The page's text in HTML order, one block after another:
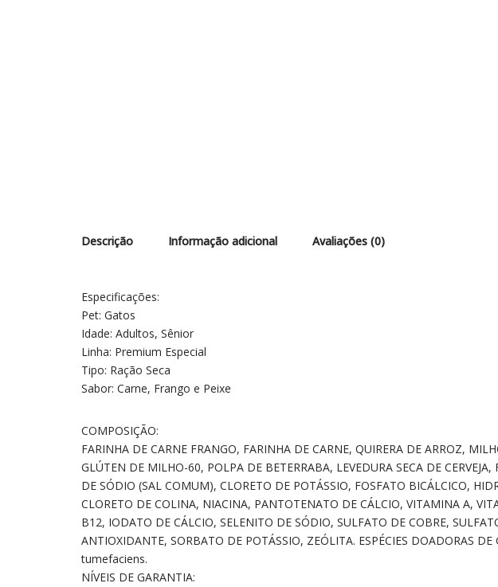
Descrição Informação adicional Avaliações (0)
Especificações:
Pet: Gatos
Idade: Adultos, Sênior
Linha: Premium Especial
Tipo: Ração Seca
Sabor: Carne, Frango e Peixe
COMPOSIÇÃO:
FARINHA DE CARNE FRANGO, FARINHA DE CARNE, QUIRERA DE ARROZ,
GLÚTEN DE MILHO-60, POLPA DE BETERRABA, LEVEDURA SECA DE
DE SÓDIO (SAL COMUM), CLORETO DE POTÁSSIO, FOSFATO BICÁLCICO,
CLORETO DE COLINA, NIACINA, PANTOTENATO DE CÁLCIO, VITAMINA A,
B12, IODATO DE CÁLCIO, SELENITO DE SÓDIO, SULFATO DE COBRE,
ANTIOXIDANTE, SORBATO DE POTÁSSIO, ZEÓLITA. ESPÉCIES
tumefaciens.
NÍVEIS DE GARANTIA: